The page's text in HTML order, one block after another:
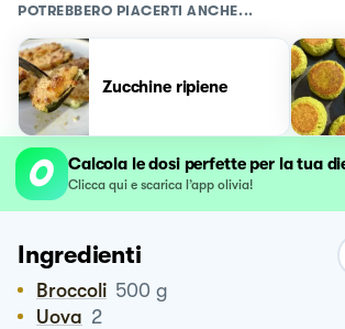
POTREBBERO PIACERTI ANCHE...
Zucchine ripiene
Calcola le dosi perfette per la tua
Clicca qui e scarica l’app olivia!
Ingredienti
Broccoli 500 g
Uova 2